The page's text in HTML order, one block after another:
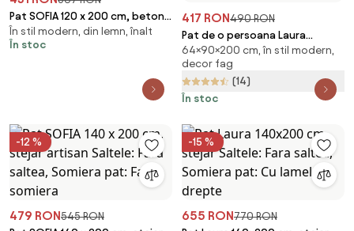
Pat SOFIA 120 x 200 cm, beton
Saltele: Fara saltea, Somiera
pat: Fara somiera
În stil modern, din lemn, înalt
În stoc
417 RON490 RON
Pat de o persoana Laura
90x200 cm, stejar Saltele: Fara
saltea, Somiera pat: Fara
somiera
64×90×200 cm, în stil modern,
decor fag
(14)
În stoc
-12 %
479 RON545 RON
-15 %
655 RON770 RON